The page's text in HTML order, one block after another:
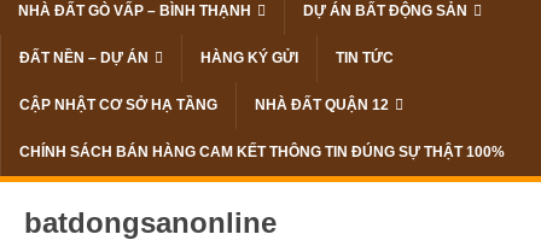
NHÀ ĐẤT GÒ VẤP – BÌNH THẠNH DỰ ÁN BẤT ĐỘNG SẢN
ĐẤT NỀN – DỰ ÁN HÀNG KÝ GỬI TIN TỨC
CẬP NHẬT CƠ SỞ HẠ TẦNG NHÀ ĐẤT QUẬN 12
CHÍNH SÁCH BÁN HÀNG CAM KẾT THÔNG TIN ĐÚNG SỰ THẬT 100%
batdongsanonline